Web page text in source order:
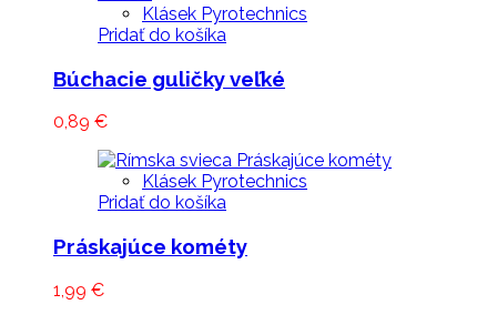
Klásek Pyrotechnics
Pridať do košíka
Búchacie guličky veľké
0,89 €
Klásek Pyrotechnics
Pridať do košíka
Práskajúce kométy
1,99 €